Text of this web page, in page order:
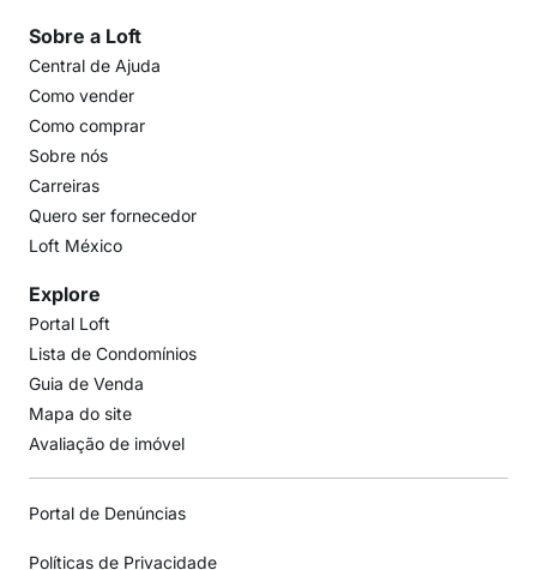
Sobre a Loft
Central de Ajuda
Como vender
Como comprar
Sobre nós
Carreiras
Quero ser fornecedor
Loft México
Explore
Portal Loft
Lista de Condomínios
Guia de Venda
Mapa do site
Avaliação de imóvel
Portal de Denúncias
Políticas de Privacidade